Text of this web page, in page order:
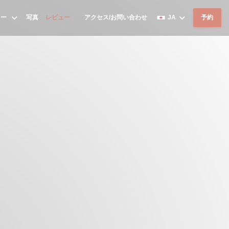
写真 レビュー
((新しいウィンドウで開きます))
アクセス/お問い合わせ JA 予約